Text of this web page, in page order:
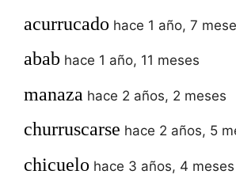
acurrucado hace 1 año, 7
abab hace 1 año, 11 meses
manaza hace 2 años, 2 meses
churruscarse hace 2 años, 5
chicuelo hace 3 años, 4 meses